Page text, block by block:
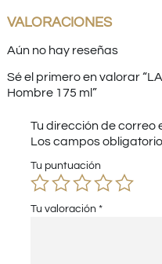
VALORACIONES
Aún no hay reseñas
Sé el primero en valorar
Hombre 175 ml”
Tu dirección de correo
Los campos
Tu puntuación
Tu valoración *